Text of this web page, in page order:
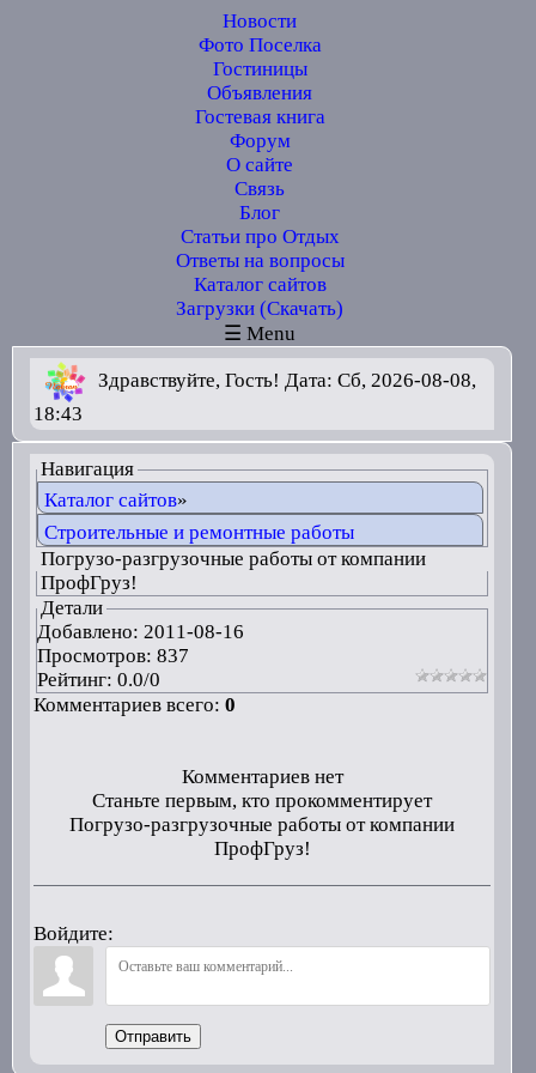
Новости
Фото Поселка
Гостиницы
Объявления
Гостевая книга
Форум
О сайте
Связь
Блог
Статьи про Отдых
Ответы на вопросы
Каталог сайтов
Загрузки (Скачать)
☰ Menu
Здравствуйте, Гость! Дата: Сб, 2026-08-08,
18:43
Навигация
Каталог сайтов»
Строительные и ремонтные работы
Погрузо-разгрузочные работы от компании
ПрофГруз!
Детали
Добавлено: 2011-08-16
Просмотров: 837
Рейтинг: 0.0/0
Комментариев всего: 0
Комментариев нет
Станьте первым, кто прокомментирует
Погрузо-разгрузочные работы от компании
ПрофГруз!
Войдите:
Отправить